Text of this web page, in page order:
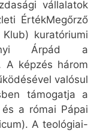
vállalatok
ÉrtékMegőrző
kuratóriumi
Árpád a
A képzés három
valósul
támogatja a
a római Pápai
A teológiai-